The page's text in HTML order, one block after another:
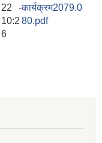
22 -
10:2
6
कार्यक्रम2079.0
80.pdf